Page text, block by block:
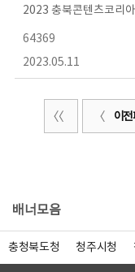
2023 충북콘텐츠코리
64369
2023.05.11
이전
배너모음
충청북도청 청주시청